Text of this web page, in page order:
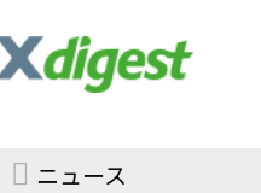
ニュース